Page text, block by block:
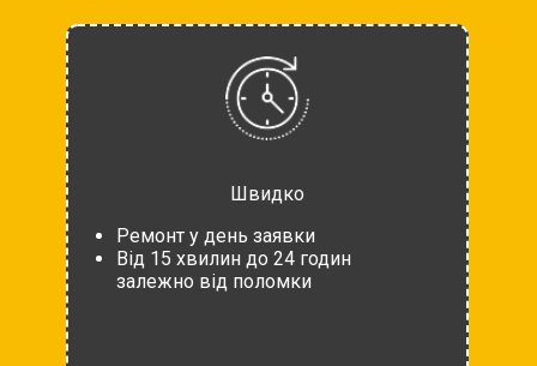
Швидко
Ремонт у день заявки
Від 15 хвилин до 24 годин
залежно від поломки